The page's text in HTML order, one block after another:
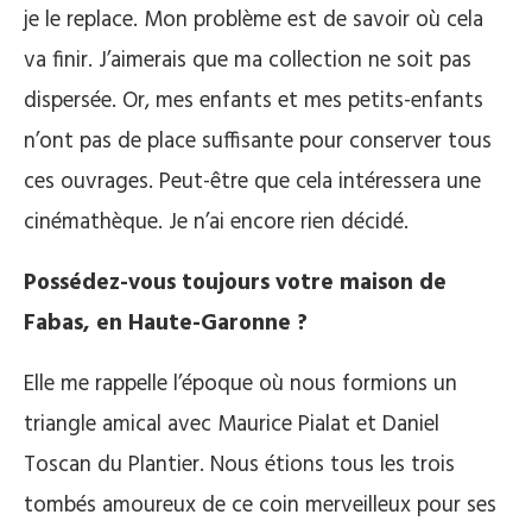
je le replace. Mon problème est de savoir où cela
va finir. J’aimerais que ma collection ne soit pas
dispersée. Or, mes enfants et mes petits-enfants
n’ont pas de place suffisante pour conserver tous
ces ouvrages. Peut-être que cela intéressera une
cinémathèque. Je n’ai encore rien décidé.
Possédez-vous toujours votre maison de
Fabas, en Haute-Garonne ?
Elle me rappelle l’époque où nous formions un
triangle amical avec Maurice Pialat et Daniel
Toscan du Plantier. Nous étions tous les trois
tombés amoureux de ce coin merveilleux pour ses